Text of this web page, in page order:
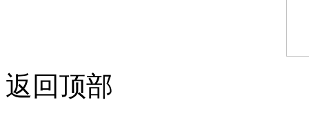
返回顶部